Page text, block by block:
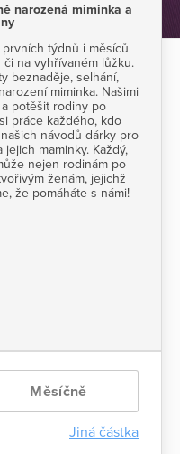
narozená miminka a
týdnů i měsíců
na vyhřívaném lůžku.
beznaděje, selhání,
miminka. Našimi
potěšit rodiny po
práce každého, kdo
návodů dárky pro
maminky. Každý,
nejen rodinám po
ženám, jejichž
že pomáháte s námi!
Měsíčně
Jiná částka